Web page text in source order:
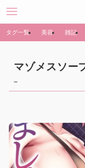
タグ一覧 美容 雑記
マゾメスソー
–